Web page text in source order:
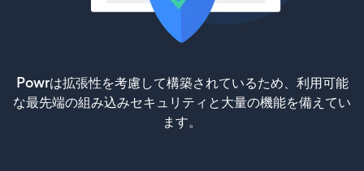
Powrは拡張性を考慮して構築されているため、利用可能
な最先端の組み込みセキュリティと大量の機能を備えてい
ます。